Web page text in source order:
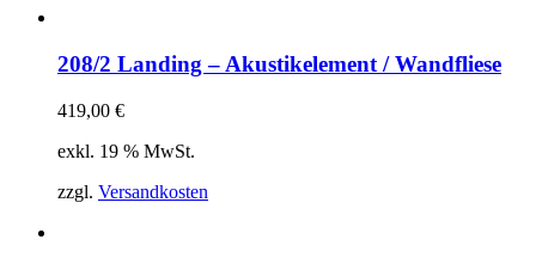
208/2 Landing – Akustikelement / Wandfliese
419,00 €
exkl. 19 % MwSt.
zzgl. Versandkosten